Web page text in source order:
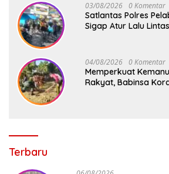
03/08/2026 0 Komentar
Satlantas Polres
Sigap Atur Lalu
04/08/2026 0 Komentar
Memperkuat
Rakyat, Babinsa
Terbaru